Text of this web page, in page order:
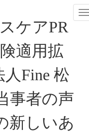
ケアPR
適用拡
人Fine 松
事者の声
新しいあ